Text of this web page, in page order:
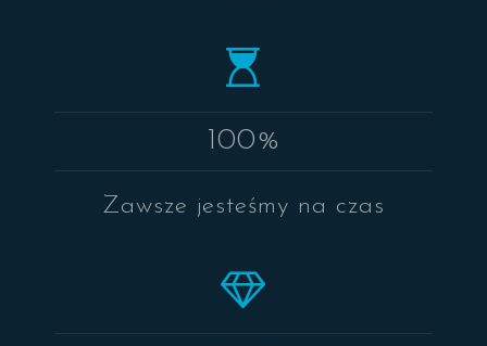
100%
Zawsze jesteśmy na czas